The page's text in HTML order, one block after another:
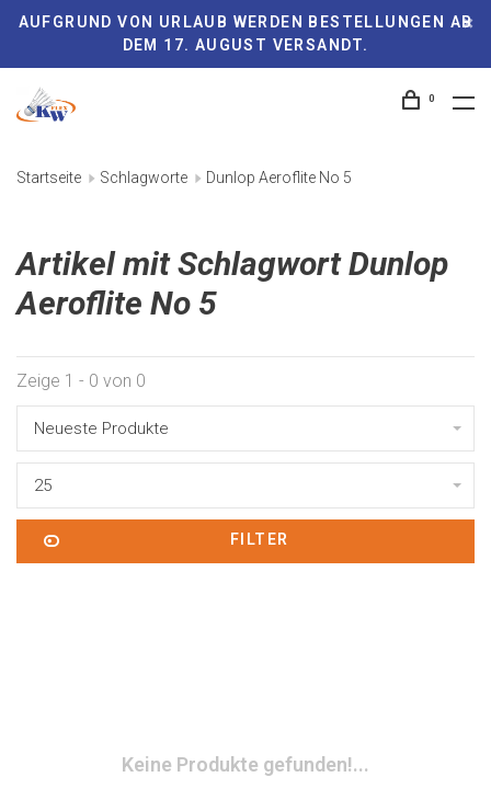
AUFGRUND VON URLAUB WERDEN BESTELLUNGEN AB
DEM 17. AUGUST VERSANDT.
0
Startseite Schlagworte Dunlop Aeroflite No 5
Artikel mit Schlagwort Dunlop
Aeroflite No 5
Zeige 1 - 0 von 0
Neueste Produkte
25
FILTER
Keine Produkte gefunden!...